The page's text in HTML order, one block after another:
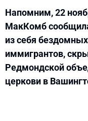
Напомним, 22
МакКомб
из себя
иммигрантов,
Редмондской
церкови в